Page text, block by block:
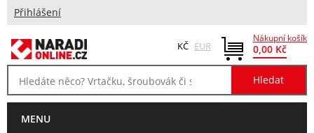
Přihlášení
Nákupní košík
0,00 Kč
KČ EUR
MENU